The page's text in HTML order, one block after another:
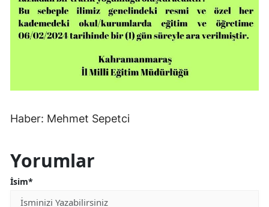
Haber: Mehmet Sepetci
Yorumlar
İsim*